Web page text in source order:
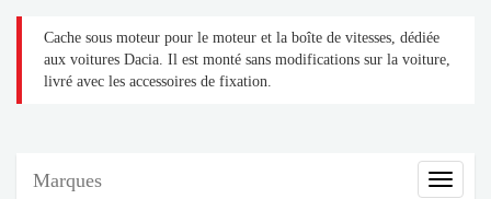
Cache sous moteur pour le moteur et la boîte de vitesses, dédiée
aux voitures Dacia. Il est monté sans modifications sur la voiture,
livré avec les accessoires de fixation.
Marques
Marques